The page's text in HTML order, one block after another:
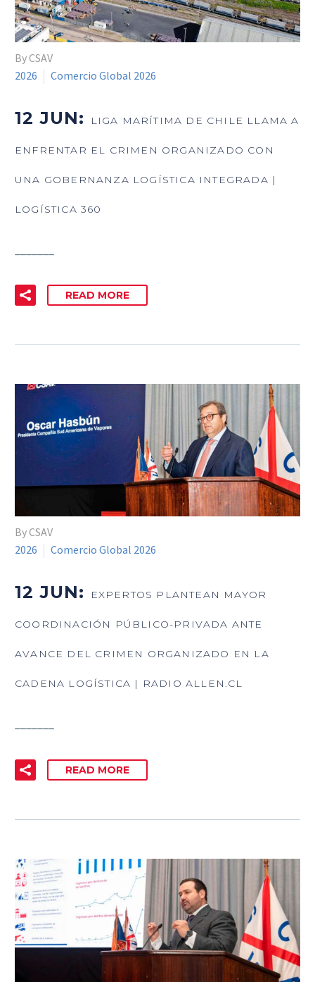
By CSAV
2026
Comercio Global 2026
12 JUN: LIGA MARÍTIMA DE CHILE LLAMA A
ENFRENTAR EL CRIMEN ORGANIZADO CON
UNA GOBERNANZA LOGÍSTICA INTEGRADA |
LOGÍSTICA 360
READ MORE
By CSAV
2026
Comercio Global 2026
12 JUN: EXPERTOS PLANTEAN MAYOR
COORDINACIÓN PÚBLICO-PRIVADA ANTE
AVANCE DEL CRIMEN ORGANIZADO EN LA
CADENA LOGÍSTICA | RADIO ALLEN.CL
READ MORE